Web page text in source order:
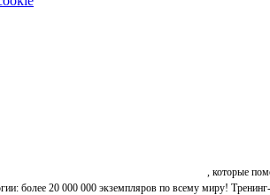
, которые
более 20 000 000 экземпляров по всему миру!